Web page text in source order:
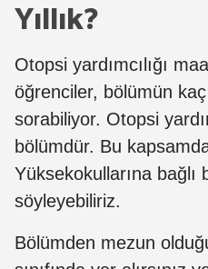
Yıllık?
Otopsi yardımcılığı
öğrenciler, bölümün kaç
sorabiliyor. Otopsi
bölümdür. Bu
Yüksekokullarına bağlı
söyleyebiliriz.
Bölümden mezun